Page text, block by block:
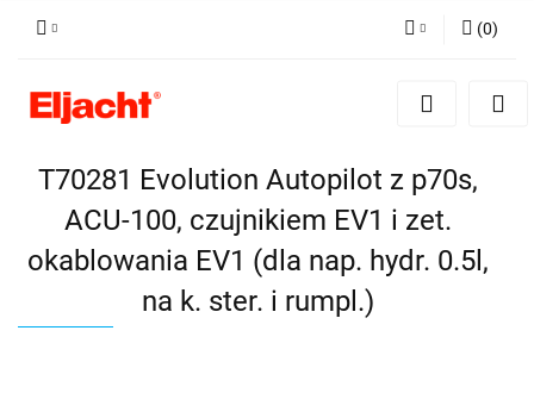
Zaloguj się
(0)
T70281 Evolution Autopilot z p70s,
ACU-100, czujnikiem EV1 i zet.
okablowania EV1 (dla nap. hydr. 0.5l,
na k. ster. i rumpl.)